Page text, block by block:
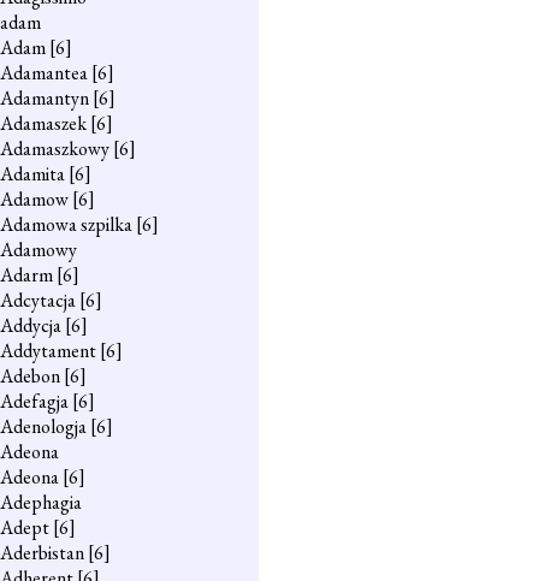
adam
Adam[6]
Adamantea[6]
Adamantyn[6]
Adamaszek[6]
Adamaszkowy[6]
Adamita[6]
Adamow[6]
Adamowa szpilka[6]
Adamowy
Adarm[6]
Adcytacja[6]
Addycja[6]
Addytament[6]
Adebon[6]
Adefagja[6]
Adenologja[6]
Adeona
Adeona[6]
Adephagia
Adept[6]
Aderbistan[6]